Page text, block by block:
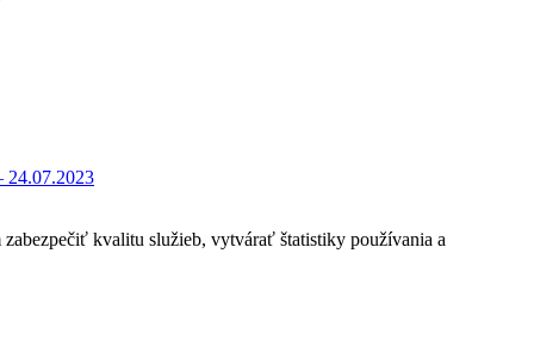
24.07.2023
kvalitu služieb, vytvárať štatistiky používania a